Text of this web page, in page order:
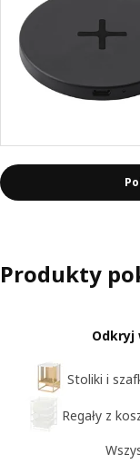
Produkty
Odkryj
Stoliki i
Regały z